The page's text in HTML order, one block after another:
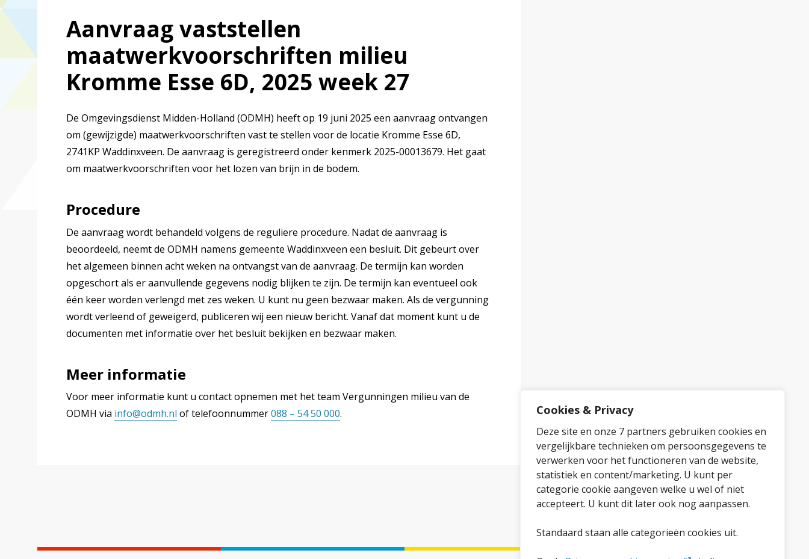
Cookies & Privacy
Deze site en onze 7 partners gebruiken cookies en
vergelijkbare technieken om persoonsgegevens te
verwerken voor het functioneren van de website,
statistiek en content/marketing. U kunt per
categorie cookie aangeven welke u wel of niet
accepteert. U kunt dit later ook nog aanpassen.
Standaard staan alle categorieën cookies uit.
Aanvraag vaststellen
maatwerkvoorschriften milieu
Kromme Esse 6D, 2025 week 27
De Omgevingsdienst Midden-Holland (ODMH) heeft op 19 juni 2025 een aanvraag ontvangen
om (gewijzigde) maatwerkvoorschriften vast te stellen voor de locatie Kromme Esse 6D,
2741KP Waddinxveen. De aanvraag is geregistreerd onder kenmerk 2025-00013679. Het gaat
om maatwerkvoorschriften voor het lozen van brijn in de bodem.
Procedure
De aanvraag wordt behandeld volgens de reguliere procedure. Nadat de aanvraag is
beoordeeld, neemt de ODMH namens gemeente Waddinxveen een besluit. Dit gebeurt over
het algemeen binnen acht weken na ontvangst van de aanvraag. De termijn kan worden
opgeschort als er aanvullende gegevens nodig blijken te zijn. De termijn kan eventueel ook
één keer worden verlengd met zes weken. U kunt nu geen bezwaar maken. Als de vergunning
wordt verleend of geweigerd, publiceren wij een nieuw bericht. Vanaf dat moment kunt u de
documenten met informatie over het besluit bekijken en bezwaar maken.
Meer informatie
Voor meer informatie kunt u contact opnemen met het team Vergunningen milieu van de
ODMH via info@odmh.nl of telefoonnummer088 – 54 50 000.